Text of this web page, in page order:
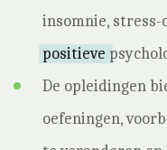
insomnie, stress-
positieve
De opleidingen
oefeningen,